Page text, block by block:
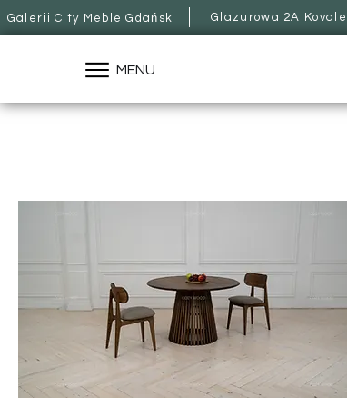
Galerii City Meble Gdańsk Glazurowa 2A Kovale
MENU